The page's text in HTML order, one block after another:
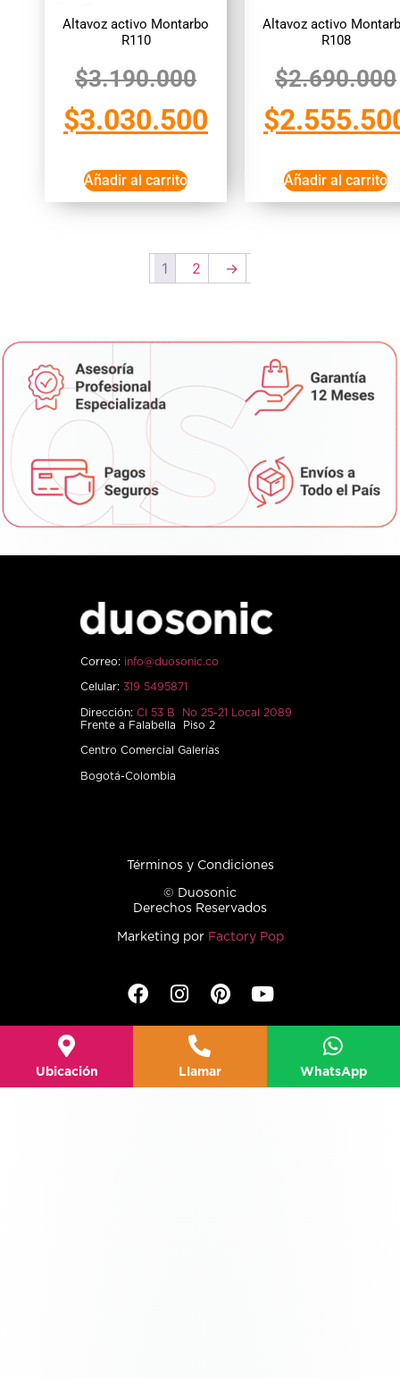
Altavoz activo Montarbo
R110
$3.190.000
$3.030.500
Añadir al carrito
Altavoz activo
R108
$2.690.000
$
Añadir al carrito
1 2 →
Correo: info@duosonic.co
Celular: 319 5495871
Dirección: Cl 53 B No 25-21 Local 2089
Frente a Falabella Piso 2
Centro Comercial Galerías
Bogotá-Colombia
Términos y Condiciones
© Duosonic
Derechos Reservados
Marketing por Factory Pop
Ubicación Llamar WhatsApp